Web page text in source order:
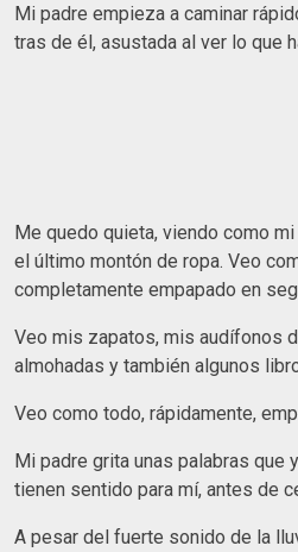
Mi padre empieza a caminar
tras de él, asustada al ver lo que
Me quedo quieta, viendo como
el último montón de ropa. Veo
completamente empapado en
Veo mis zapatos, mis audífonos
almohadas y también algunos
Veo como todo, rápidamente,
Mi padre grita unas palabras que
tienen sentido para mí, antes de
A pesar del fuerte sonido de la